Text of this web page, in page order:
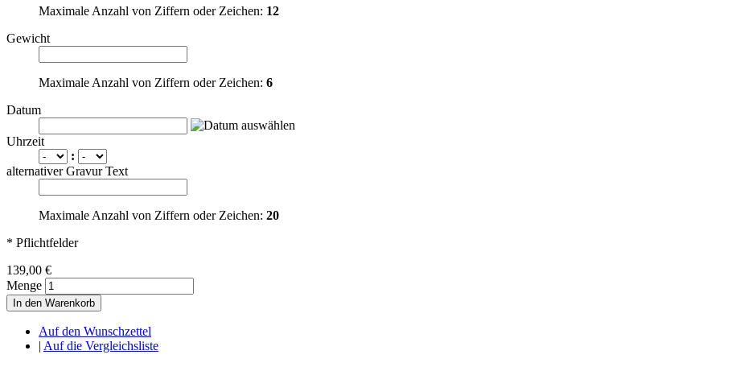
Maximale Anzahl von Ziffern oder Zeichen: 12
Gewicht
Maximale Anzahl von Ziffern oder Zeichen: 6
Datum
Uhrzeit
:
alternativer Gravur Text
Maximale Anzahl von Ziffern oder Zeichen: 20
* Pflichtfelder
139,00 €
Menge
In den Warenkorb
Auf den Wunschzettel
| Auf die Vergleichsliste